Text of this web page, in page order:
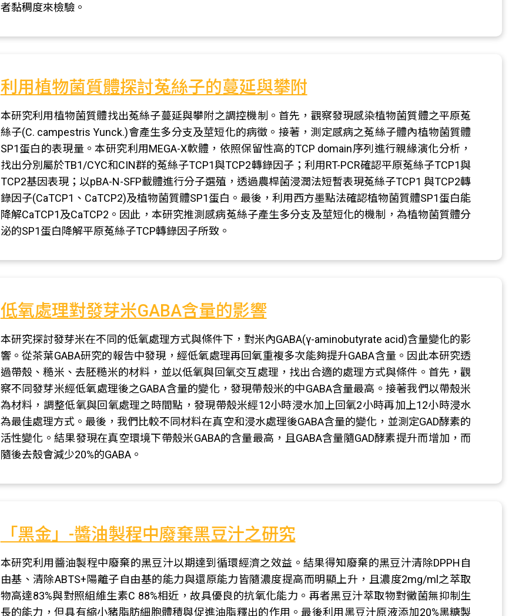
者黏稠度來檢驗。
利用植物菌質體探討菟絲子的蔓延與攀附
本研究利用植物菌質體找出菟絲子蔓延與攀附之調控機制。首先，觀察發現感染植物菌質體之平原菟
絲子(C. campestris Yunck.)會產生多分支及莖短化的病徵。接著，測定感病之菟絲子體內植物菌質體
SP1蛋白的表現量。本研究利用MEGA-X軟體，依照保留性高的TCP domain序列進行親緣演化分析，
找出分別屬於TB1/CYC和CIN群的菟絲子TCP1與TCP2轉錄因子；利用RT-PCR確認平原菟絲子TCP1與
TCP2基因表現；以pBA-N-SFP載體進行分子選殖，透過農桿菌浸潤法短暫表現菟絲子TCP1 與TCP2轉
錄因子(CaTCP1、CaTCP2)及植物菌質體SP1蛋白。最後，利用西方墨點法確認植物菌質體SP1蛋白能
降解CaTCP1及CaTCP2。因此，本研究推測感病菟絲子產生多分支及莖短化的機制，為植物菌質體分
泌的SP1蛋白降解平原菟絲子TCP轉錄因子所致。
低氧處理對發芽米GABA含量的影響
本研究探討發芽米在不同的低氧處理方式與條件下，對米內GABA(γ-aminobutyrate acid)含量變化的影
響。從茶葉GABA研究的報告中發現，經低氧處理再回氧重複多次能夠提升GABA含量。因此本研究透
過帶殼、糙米、去胚糙米的材料，並以低氧與回氧交互處理，找出合適的處理方式與條件。首先，觀
察不同發芽米經低氧處理後之GABA含量的變化，發現帶殼米的中GABA含量最高。接著我們以帶殼米
為材料，調整低氧與回氧處理之時間點，發現帶殼米經12小時浸水加上回氧2小時再加上12小時浸水
為最佳處理方式。最後，我們比較不同材料在真空和浸水處理後GABA含量的變化，並測定GAD酵素的
活性變化。結果發現在真空環境下帶殼米GABA的含量最高，且GABA含量隨GAD酵素提升而增加，而
隨後去殼會減少20%的GABA。
「黑金」-醬油製程中廢棄黑豆汁之研究
本研究利用醬油製程中廢棄的黑豆汁以期達到循環經濟之效益。結果得知廢棄的黑豆汁清除DPPH自
由基、清除ABTS+陽離子自由基的能力與還原能力皆隨濃度提高而明顯上升，且濃度2mg/ml之萃取
物高達83%與對照組維生素C 88%相近，故具優良的抗氧化能力。再者黑豆汁萃取物對黴菌無抑制生
長的能力，但具有縮小豬脂肪細胞體積與促進油脂釋出的作用。最後利用黑豆汁原液添加20%黑糖製